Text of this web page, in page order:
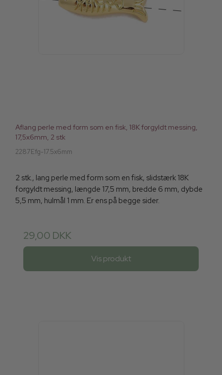
Aflang perle med form som en fisk, 18K forgyldt messing,
17,5x6mm, 2 stk
2287Efg-17.5x6mm
2 stk., lang perle med form som en fisk, slidstærk 18K
forgyldt messing, længde 17,5 mm, bredde 6 mm, dybde
5,5 mm, hulmål 1 mm. Er ens på begge sider.
29,00 DKK
Vis produkt